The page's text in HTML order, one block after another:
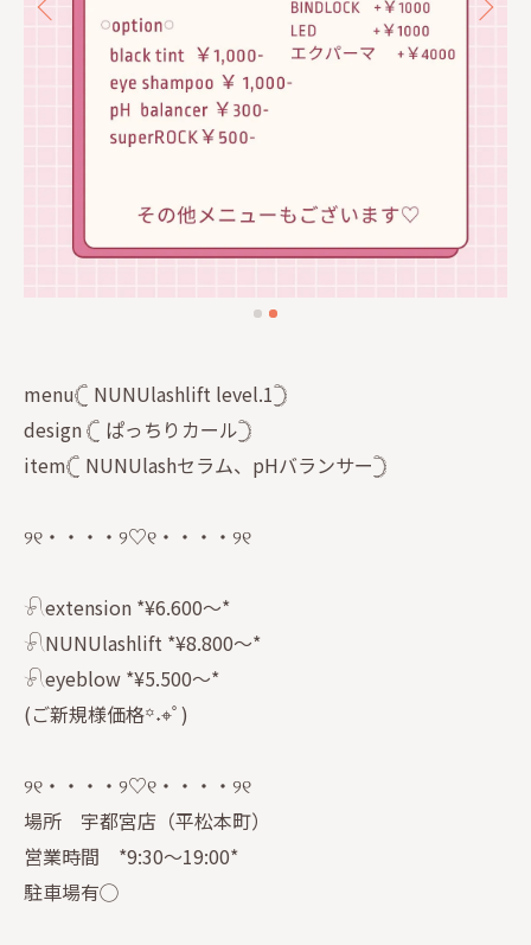
menu𓊆 NUNUlashlift level.1𓊇
design 𓊆 ぱっちりカール𓊇
item𓊆 NUNUlashセラム、pHバランサー𓊇
୨୧・・・・୨♡୧・・・・୨୧
𓍯extension *¥6.600〜*
𓍯NUNUlashlift *¥8.800〜*
𓍯eyeblow *¥5.500〜*
(ご新規様価格꙳˖⌖ﾟ)
୨୧・・・・୨♡୧・・・・୨୧
場所 宇都宮店（平松本町）
営業時間 *9:30〜19:00*
駐車場有◯